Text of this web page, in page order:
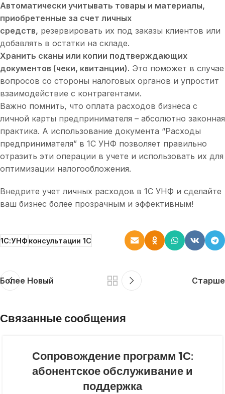
Автоматически учитывать товары и материалы,
приобретенные за счет личных
средств, резервировать их под заказы клиентов или
добавлять в остатки на складе.
Хранить сканы или копии подтверждающих
документов (чеки, квитанции). Это поможет в случае
вопросов со стороны налоговых органов и упростит
взаимодействие с контрагентами.
Важно помнить, что оплата расходов бизнеса с
личной карты предпринимателя – абсолютно законная
практика. А использование документа “Расходы
предпринимателя” в 1С УНФ позволяет правильно
отразить эти операции в учете и использовать их для
оптимизации налогообложения.
Внедрите учет личных расходов в 1С УНФ и сделайте
ваш бизнес более прозрачным и эффективным!
1С:УНФконсультации 1С
Более Новый Старше
Связанные сообщения
Сопровождение программ 1С:
абонентское обслуживание и
поддержка